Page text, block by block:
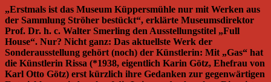
„Erstmals ist das Museum Küppersmühle nur mit Werken aus
der Sammlung Ströher bestückt“, erklärte Museumsdirektor
Prof. Dr. h. c. Walter Smerling den Ausstellungstitel „Full
House“. Nur? Nicht ganz: Das aktuellste Werk der
Sonderausstellung gehört (noch) der Künstlerin: Mit „Gas“ hat
die Künstlerin Rissa (*1938, eigentlich Karin Götz, Ehefrau von
Karl Otto Götz) erst kürzlich ihre Gedanken zur gegenwärtigen